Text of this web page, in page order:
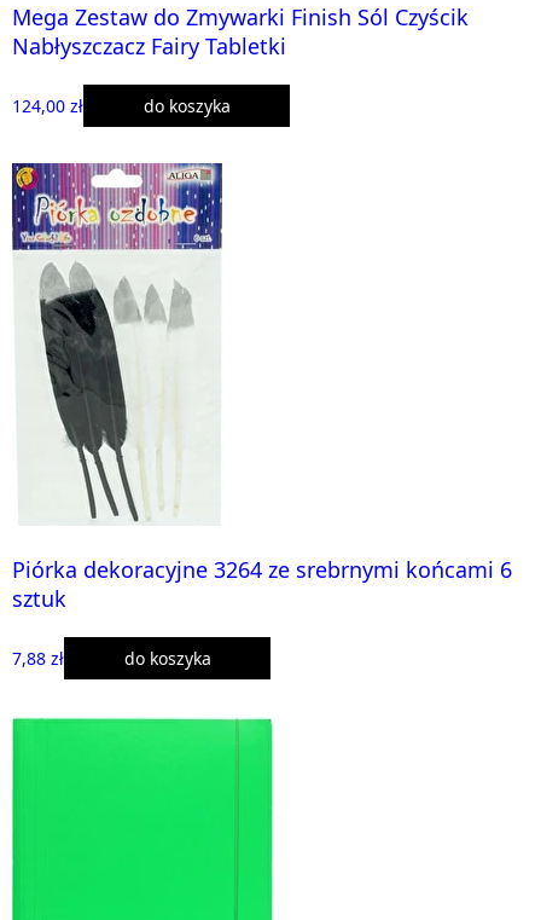
Mega Zestaw do Zmywarki Finish Sól Czyścik
Nabłyszczacz Fairy Tabletki
124,00 zł do koszyka
Piórka dekoracyjne 3264 ze srebrnymi końcami 6
sztuk
7,88 zł do koszyka